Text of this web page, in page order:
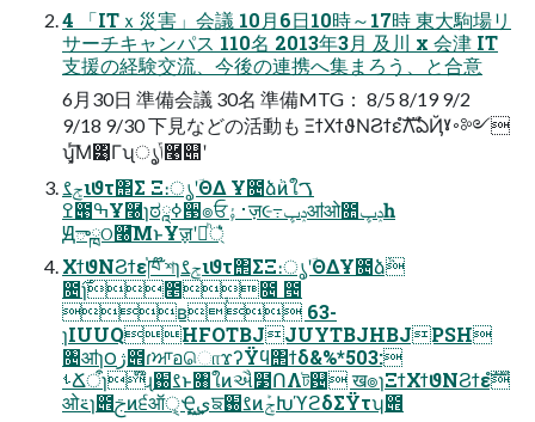
4 「ITｘ災害」会議 10月6日10時～17時 東大駒場リ
サーチキャンパス 110名 2013年3月 及川 x 会津 IT
支援の経験交流、今後の連携へ集まろう、と合意
6月30日 準備会議 30名 準備MTG： 8/5 8/19 9/2
9/18 9/30 下見などの活動も ΞϯΧϯϑΝϨϯεํࣜΛఏҊˠ࠾༻
ʮ͓ͬ͞Μ͹͔ͬΓʯൃݴ͕࿩୊ʹ
ݮࡂιϑτ΢Σ Ξ։ൃʹؔΘΔ Ұ೔ձٞͷใࠂ
ߐ౉ߒҰ࿠ɿಠཱߦ੓๏ਓ࢈ۀٕज़૯߹ݚڀॴओ೚ݚڀһ
Ԭాྑଠ࿠͞ΜͱҰॹʹ্ཱͪ͛ͨ
ΧϯϑΝϨϯε֓ཁ ໊শɿݮࡂιϑτ΢ΣΞ։ൃʹؔΘΔҰ೔ձٞ
೔࣌ɿ೥݄೔ ౔
ʙ 63-
ɿIUUQHFOTBJJUYTBJHBJPSH
৔ॴɿ౦ژ౎ɾਆอொϫʔΫϥ΢ϯδ&%*503:
ࢀՃऀɿ໊ɻࡂ֐ͱ৘ใͷઐ໳ՈΛট଴ ख๏ɿΞϯΧϯϑΝϨϯεํࣜ
ओ࠵ɿ౎ࢢͷ੬ऑੑ͕Ҿ͖ىܹ͜͢ਙࡂ֐ͷܰݮԽϓϩδΣΫτʮ౎